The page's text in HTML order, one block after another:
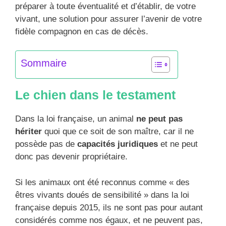
préparer à toute éventualité et d’établir, de votre
vivant, une solution pour assurer l’avenir de votre
fidèle compagnon en cas de décès.
Sommaire
Le chien dans le testament
Dans la loi française, un animal ne peut pas
hériter quoi que ce soit de son maître, car il ne
possède pas de capacités juridiques et ne peut
donc pas devenir propriétaire.
Si les animaux ont été reconnus comme « des
êtres vivants doués de sensibilité » dans la loi
française depuis 2015, ils ne sont pas pour autant
considérés comme nos égaux, et ne peuvent pas,